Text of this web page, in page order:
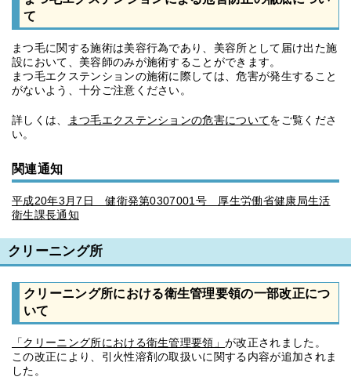
て
まつ毛に関する施術は美容行為であり、美容所として届け出た施
設において、美容師のみが施術することができます。
まつ毛エクステンションの施術に際しては、危害が発生すること
がないよう、十分ご注意ください。
詳しくは、 まつ毛エクステンションの危害についてをご覧くださ
い。
関連通知
平成20年3月7日 健衛発第0307001号 厚生労働省健康局生活
衛生課長通知
クリーニング所
クリーニング所における衛生管理要領の一部改正につ
いて
「クリーニング所における衛生管理要領」が改正されました。
この改正により、引火性溶剤の取扱いに関する内容が追加されま
した。